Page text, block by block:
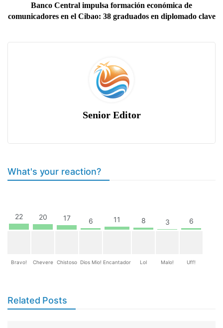
Banco Central impulsa formación económica de
comunicadores en el Cibao: 38 graduados en diplomado clave
Senior Editor
What's your reaction?
22
Bravo!
20
Chevere
17
Chistoso
6
Dios Mio!
11
Encantador
8
Lol
3
Malo!
6
Uff!
Related Posts